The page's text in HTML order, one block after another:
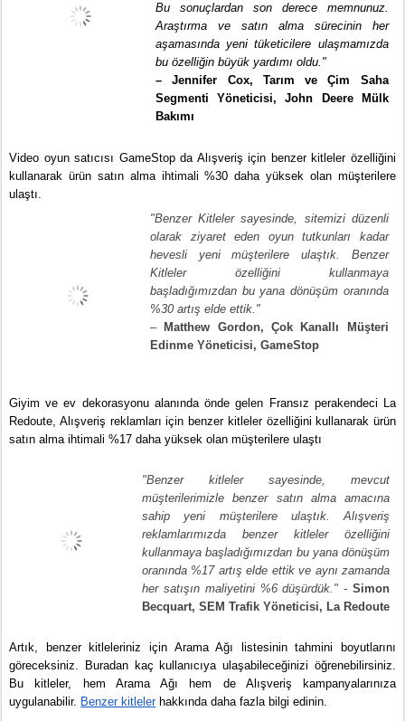
Bu sonuçlardan son derece memnunuz.
Araştırma ve satın alma sürecinin her
aşamasında yeni tüketicilere ulaşmamızda
bu özelliğin büyük yardımı oldu."
– Jennifer Cox, Tarım ve Çim Saha
Segmenti Yöneticisi, John Deere Mülk
Bakımı
Video oyun satıcısı GameStop da Alışveriş için benzer kitleler özelliğini
kullanarak ürün satın alma ihtimali %30 daha yüksek olan müşterilere
ulaştı.
"Benzer Kitleler sayesinde, sitemizi düzenli
olarak ziyaret eden oyun tutkunları kadar
hevesli yeni müşterilere ulaştık. Benzer
Kitleler özelliğini kullanmaya
başladığımızdan bu yana dönüşüm oranında
%30 artış elde ettik."
– Matthew Gordon, Çok Kanallı Müşteri
Edinme Yöneticisi, GameStop
Giyim ve ev dekorasyonu alanında önde gelen Fransız perakendeci La
Redoute, Alışveriş reklamları için benzer kitleler özelliğini kullanarak ürün
satın alma ihtimali %17 daha yüksek olan müşterilere ulaştı
"Benzer kitleler sayesinde, mevcut
müşterilerimizle benzer satın alma amacına
sahip yeni müşterilere ulaştık. Alışveriş
reklamlarımızda benzer kitleler özelliğini
kullanmaya başladığımızdan bu yana dönüşüm
oranında %17 artış elde ettik ve aynı zamanda
her satışın maliyetini %6 düşürdük." - Simon
Becquart, SEM Trafik Yöneticisi, La Redoute
Artık, benzer kitleleriniz için Arama Ağı listesinin tahmini boyutlarını
göreceksiniz. Buradan kaç kullanıcıya ulaşabileceğinizi öğrenebilirsiniz.
Bu kitleler, hem Arama Ağı hem de Alışveriş kampanyalarınıza
uygulanabilir. Benzer kitleler hakkında daha fazla bilgi edinin.